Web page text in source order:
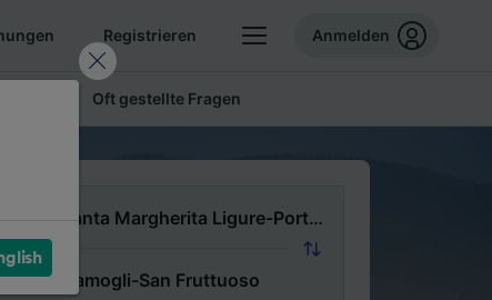
Registrieren Anmelden
Oft gestellte Fragen